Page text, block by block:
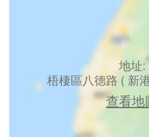
地址:
梧棲區八德路 ( 新
查看地